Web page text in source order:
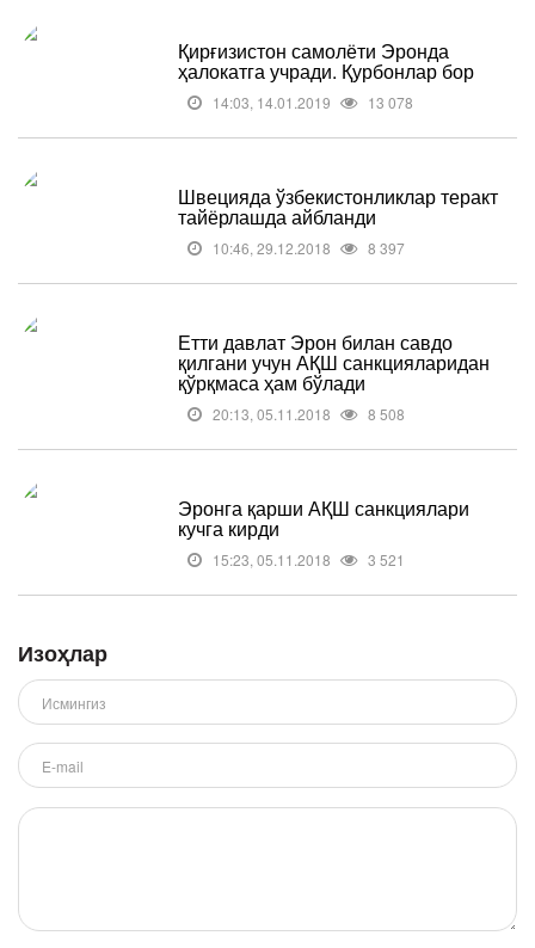
Қирғизистон самолёти Эронда
ҳалокатга учради. Қурбонлар бор
14:03, 14.01.2019 13 078
Швецияда ўзбекистонликлар теракт
тайёрлашда айбланди
10:46, 29.12.2018 8 397
Етти давлат Эрон билан савдо
қилгани учун АҚШ санкцияларидан
қўрқмаса ҳам бўлади
20:13, 05.11.2018 8 508
Эронга қарши АҚШ санкциялари
кучга кирди
15:23, 05.11.2018 3 521
Изоҳлар